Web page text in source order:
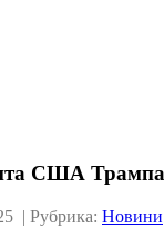
США Трампа
| Рубрика: Новини